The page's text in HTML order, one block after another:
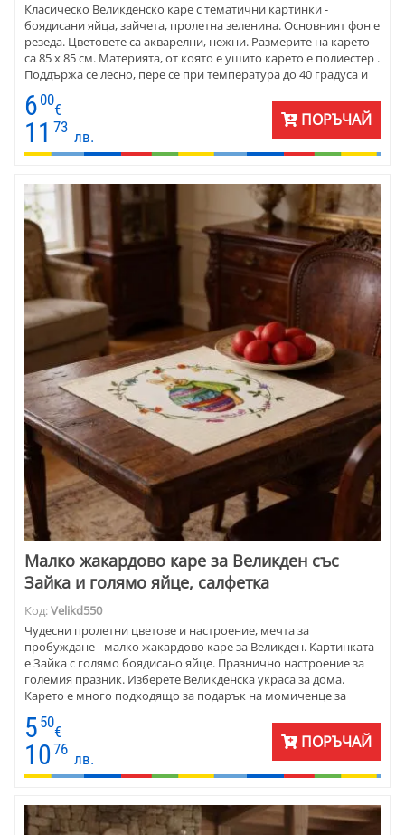
Класическо Великденско каре с тематични картинки -
боядисани яйца, зайчета, пролетна зеленина. Основният фон е
резеда. Цветовете са акварелни, нежни. Размерите на карето
са 85 х 85 см. Материята, от която е ушито карето е полиестер .
Поддържа се лесно, пере се при температура до 40 градуса и
съхне бързо. Каретата са удобни за използване у дома, в
детски градини, за заведения.
6 00
€
11 73
лв.
ПОРЪЧАЙ
Малко жакардово каре за Великден със
Зайка и голямо яйце, салфетка
Код:Velikd550
Чудесни пролетни цветове и настроение, мечта за
пробуждане - малко жакардово каре за Великден. Картинката
е Зайка с голямо боядисано яйце. Празнично настроение за
големия празник. Изберете Великденска украса за дома.
Карето е много подходящо за подарък на момиченце за
5 50
€
1076
лв.
ПОРЪЧАЙ